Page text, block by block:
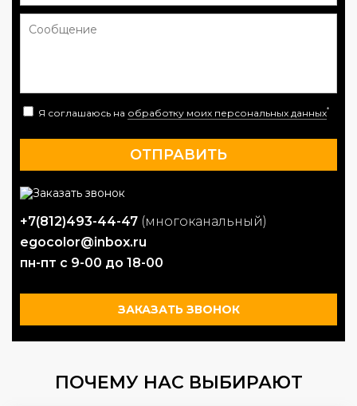
Я соглашаюсь на обработку моих персональных данных*
+7(812)493-44-47 (многоканальный)
egocolor@inbox.ru
пн-пт с 9-00 до 18-00
ЗАКАЗАТЬ ЗВОНОК
ПОЧЕМУ НАС ВЫБИРАЮТ